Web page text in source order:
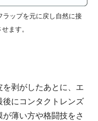
ラップを元に戻し自然に接
ます。
剥がしたあとに、エ
後にコンタクトレンズ
薄い方や格闘技をさ